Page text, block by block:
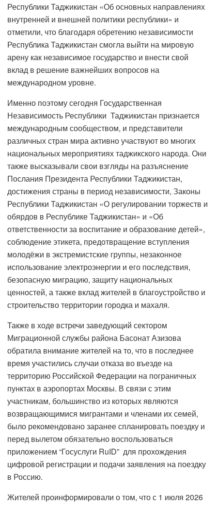
Республики Таджикистан «Об основных направлениях
внутренней и внешней политики республики» и
отметили, что благодаря обретению независимости
Республика Таджикистан смогла выйти на мировую
арену как независимое государство и внести свой
вклад в решение важнейших вопросов на
международном уровне.
Именно поэтому сегодня Государственная
Независимость Республики Таджикистан признается
международным сообществом, и представители
различных стран мира активно участвуют во многих
национальных мероприятиях таджикского народа. Они
также высказывали свои взгляды на разъяснение
Послания Президента Республики Таджикистан,
достижения страны в период независимости, Законы
Республики Таджикистан «О регулировании торжеств и
обярдов в Республике Таджикистан» и «Об
ответственности за воспитание и образование детей»,
соблюдение этикета, предотвращение вступления
молодёжи в экстремистские группы, незаконное
использование электроэнергии и его последствия,
безопасную миграцию, защиту национальных
ценностей, а также вклад жителей в благоустройство и
строительство территории городка и махаля.
Также в ходе встречи заведующий сектором
Миграционной службы района Басонат Азизова
обратила внимание жителей на то, что в последнее
время участились случаи отказа во въезде на
территорию Российской Федерации на пограничных
пунктах в аэропортах Москвы. В связи с этим
участникам, большинство из которых являются
возвращающимися мигрантами и членами их семей,
было рекомендовано заранее спланировать поездку и
перед вылетом обязательно воспользоваться
приложением “Госуслуги RuID” для прохождения
цифровой регистрации и подачи заявления на поездку
в Россию.
Жителей проинформировали о том, что с 1 июля 2026